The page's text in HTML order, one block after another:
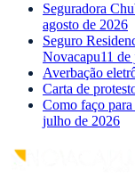
Seguradora
agosto de 2026
Seguro
Novacapu11
Averbação
Carta de
Como faço
julho de 2026